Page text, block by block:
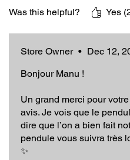
meticulous attention to detail and
Accessories included and as a gift
protecting your pendulum
Free Gift:A wooden flower of
"Sycori" pendulum,
Careful Packaging:Presented
perfect for a gift or to enrich
Was this helpful? Yes
Store Owner • Dec 12,
Bonjour Manu !
Un grand merci pour
avis. Je vois que le
dire que l’on a bien fait
pendule vous suivra très
✨